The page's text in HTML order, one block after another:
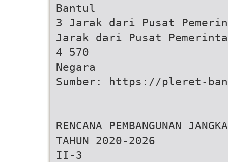
Bantul
3 Jarak dari Pusat
Jarak dari Pusat
4 570
Negara
Sumber: https://pleret-
RENCANA PEMBANGUNAN
TAHUN 2020-2026
II-3